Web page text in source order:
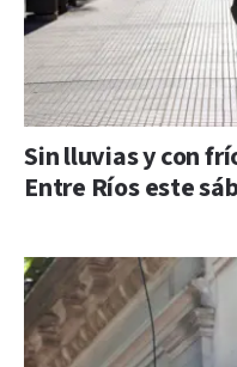
Sin lluvias y con
Entre Ríos este